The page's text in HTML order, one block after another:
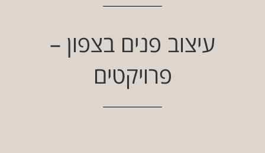
עיצוב פנים בצפון –
פרויקטים